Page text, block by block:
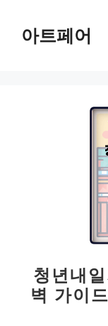
아트페어
청년내
벽 가이